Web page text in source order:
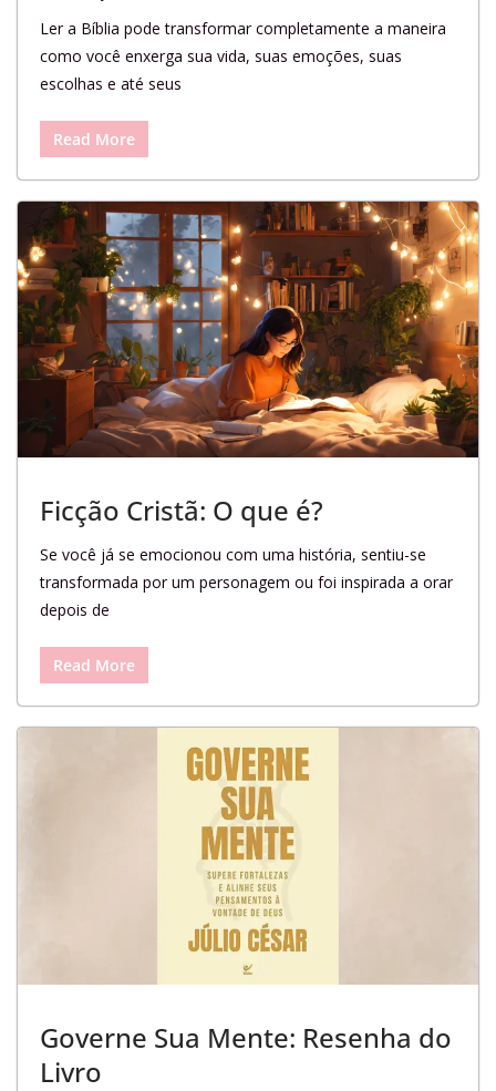
Ler a Bíblia pode transformar completamente a maneira
como você enxerga sua vida, suas emoções, suas
escolhas e até seus
Read More
Ficção Cristã: O que é?
Se você já se emocionou com uma história, sentiu-se
transformada por um personagem ou foi inspirada a orar
depois de
Read More
Governe Sua Mente: Resenha do
Livro